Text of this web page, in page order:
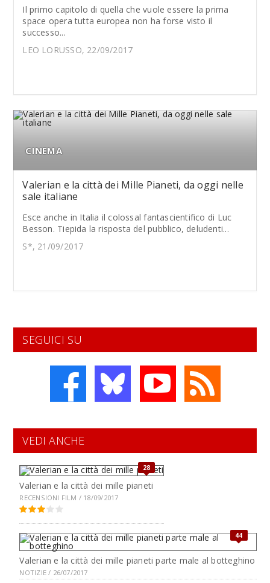
Il primo capitolo di quella che vuole essere la prima
space opera tutta europea non ha forse visto il
successo...
LEO LORUSSO, 22/09/2017
CINEMA
Valerian e la città dei Mille Pianeti, da oggi nelle
sale italiane
Esce anche in Italia il colossal fantascientifico di Luc
Besson. Tiepida la risposta del pubblico, deludenti...
S*, 21/09/2017
SEGUICI SU
VEDI ANCHE
28
Valerian e la città dei mille pianeti
RECENSIONI FILM / 18/09/2017
44
Valerian e la città dei mille pianeti parte male al botteghino
NOTIZIE / 26/07/2017